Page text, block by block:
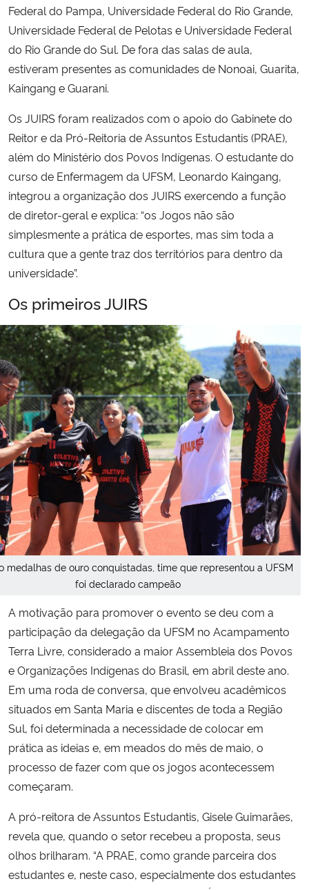
Federal do Pampa, Universidade Federal do Rio Grande,
Universidade Federal de Pelotas e Universidade Federal
do Rio Grande do Sul. De fora das salas de aula,
estiveram presentes as comunidades de Nonoai, Guarita,
Kaingang e Guarani.
Os JUIRS foram realizados com o apoio do Gabinete do
Reitor e da Pró-Reitoria de Assuntos Estudantis (PRAE),
além do Ministério dos Povos Indígenas. O estudante do
curso de Enfermagem da UFSM, Leonardo Kaingang,
integrou a organização dos JUIRS exercendo a função
de diretor-geral e explica: “os Jogos não são
simplesmente a prática de esportes, mas sim toda a
cultura que a gente traz dos territórios para dentro da
universidade”.
Os primeiros JUIRS
medalhas de ouro conquistadas, time que representou a UFSM
foi declarado campeão
A motivação para promover o evento se deu com a
participação da delegação da UFSM no Acampamento
Terra Livre, considerado a maior Assembleia dos Povos
e Organizações Indígenas do Brasil, em abril deste ano.
Em uma roda de conversa, que envolveu acadêmicos
situados em Santa Maria e discentes de toda a Região
Sul, foi determinada a necessidade de colocar em
prática as ideias e, em meados do mês de maio, o
processo de fazer com que os jogos acontecessem
começaram.
A pró-reitora de Assuntos Estudantis, Gisele Guimarães,
revela que, quando o setor recebeu a proposta, seus
olhos brilharam. “A PRAE, como grande parceira dos
estudantes e, neste caso, especialmente dos estudantes